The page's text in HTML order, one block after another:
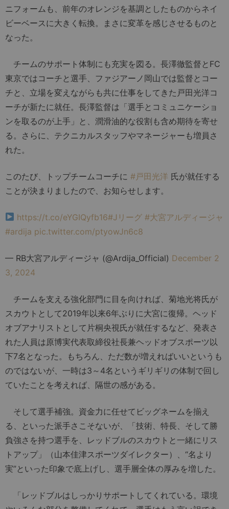
ニフォームも、前年のオレンジを基調としたものからネイ
ビーベースに大きく転換。まさに変革を感じさせるものと
なった。
チームのサポート体制にも充実を図る。長澤徹監督とFC
東京ではコーチと選手、ファジアーノ岡山では監督とコー
チと、立場を変えながらも共に仕事をしてきた戸田光洋コ
ーチが新たに就任。長澤監督は「選手とコミュニケーショ
ンを取るのが上手」と、潤滑油的な役割も含め期待を寄せ
る。さらに、テクニカルスタッフやマネージャーも増員さ
れた。
このたび、トップチームコーチに #戸田光洋 氏が就任する
ことが決まりましたので、お知らせします。
https://t.co/eYGIQyfb16#Jリーグ #大宮アルディージャ
#ardija pic.twitter.com/ptyowJn6c8
— RB大宮アルディージャ (@Ardija_Official) December 2
3, 2024
チームを支える強化部門に目を向ければ、菊地光将氏が
スカウトとして2019年以来6年ぶりに大宮に復帰。ヘッド
オブアナリストとして片桐央視氏が就任するなど、発表さ
れた人員は原博実代表取締役社長兼ヘッドオブスポーツ以
下7名となった。もちろん、ただ数が増えればいいというも
のではないが、一時は3～4名というギリギリの体制で回し
ていたことを考えれば、隔世の感がある。
そして選手補強。資金力に任せてビッグネームを揃え
る、といった派手さこそないが、「技術、特長、そして勝
負強さを持つ選手を、レッドブルのスカウトと一緒にリス
トアップ」（山本佳津スポーツダイレクター）、“名より
実”といった印象で底上げし、選手層全体の厚みを増した。
「レッドブルはしっかりサポートしてくれている。環境